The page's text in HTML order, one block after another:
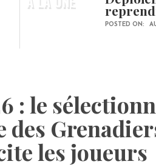
POSTED ON:
: le
des
les joueurs